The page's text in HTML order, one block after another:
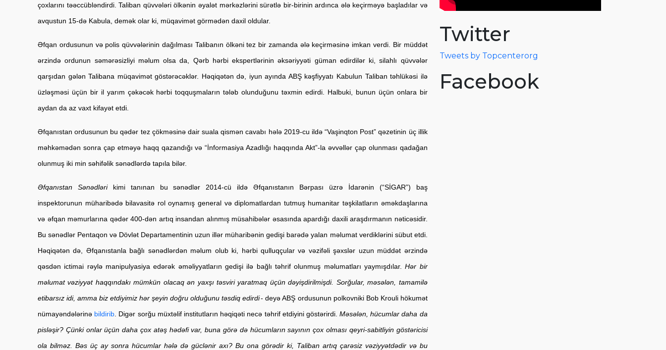
çoxlarını təəccübləndirdi. Taliban qüvvələri ölkənin əyalət mərkəzlərini sürətlə bir-birinin ardınca ələ keçirməyə başladılar və
avqustun 15-də Kabula, demək olar ki, müqavimət görmədən daxil oldular.
Əfqan ordusunun və polis qüvvələrinin dağılması Talibanın ölkəni tez bir zamanda ələ keçirməsinə imkan verdi. Bir müddət
ərzində ordunun səmərəsizliyi məlum olsa da, Qərb hərbi ekspertlərinin əksəriyyəti güman edirdilər ki, silahlı qüvvələr
qarşıdan gələn Talibana müqavimət göstərəcəklər. Həqiqətən də, iyun ayında ABŞ kəşfiyyatı Kabulun Taliban təhlükəsi ilə
üzləşməsi üçün bir il yarım çəkəcək hərbi toqquşmaların tələb olunduğunu təxmin edirdi. Halbuki, bunun üçün onlara bir
aydan da az vaxt kifayət etdi.
Əfqanıstan ordusunun bu qədər tez çökməsinə dair suala qismən cavabı hələ 2019-cu ildə “Vaşinqton Post” qəzetinin üç illik
məhkəmədən sonra çap etməyə haqq qazandığı və “İnformasiya Azadlığı haqqında Akt”-la əvvəllər çap olunması qadağan
olunmuş iki min səhifəlik sənədlərdə tapıla bilər.
Əfqanıstan Sənədləri kimi tanınan bu sənədlər 2014-cü ildə Əfqanıstanın Bərpası üzrə İdarənin (“SİGAR”) baş
inspektorunun müharibədə bilavasitə rol oynamış general və diplomatlardan tutmuş humanitar təşkilatların əməkdaşlarına
və əfqan məmurlarına qədər 400-dən artıq insandan alınmış müsahibələr əsasında apardığı daxili araşdırmanın nəticəsidir.
Bu sənədlər Pentaqon və Dövlət Departamentinin uzun illər müharibənin gedişi barədə yalan məlumat verdiklərini sübut etdi.
Həqiqətən də, Əfqanıstanla bağlı sənədlərdən məlum olub ki, hərbi qulluqçular və vəzifəli şəxslər uzun müddət ərzində
qəsdən ictimai rəylə manipulyasiya edərək əməliyyatların gedişi ilə bağlı təhrif olunmuş məlumatları yaymışdılar. Hər bir
məlumat vəziyyət haqqındakı mümkün olacaq ən yaxşı təsviri yaratmaq üçün dəyişdirilmişdi. Sorğular, məsələn, tamamilə
etibarsız idi, amma biz etdiyimiz hər şeyin doğru olduğunu təsdiq edirdi- deyə ABŞ ordusunun polkovniki Bob Krouli hökumət
nümayəndələrinə bildirib . Digər sorğu müxtəlif institutların həqiqəti necə təhrif etdiyini göstərirdi. Məsələn, hücumlar daha da
pisləşir? Çünki onlar üçün daha çox atəş hədəfi var, buna görə də hücumların sayının çox olması qeyri-sabitliyin göstəricisi
ola bilməz. Bəs üç ay sonra hücumlar hələ də güclənir axı? Bu ona görədir ki, Taliban artıq çarəsiz vəziyyətdədir və bu
Twitter
Tweets by Topcenterorg
Facebook